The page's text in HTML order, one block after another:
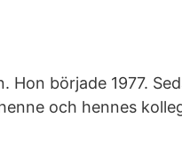
började 1977.
och hennes